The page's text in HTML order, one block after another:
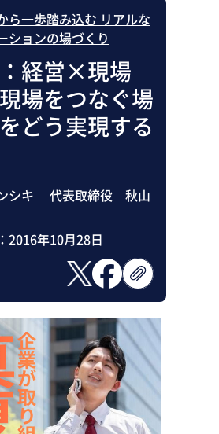
ら一歩踏み込む リアルな
ションの場づくり
経営×現場
場をつなぐ場
どう実現する
シキ 代表取締役 秋山
2016年10月28日